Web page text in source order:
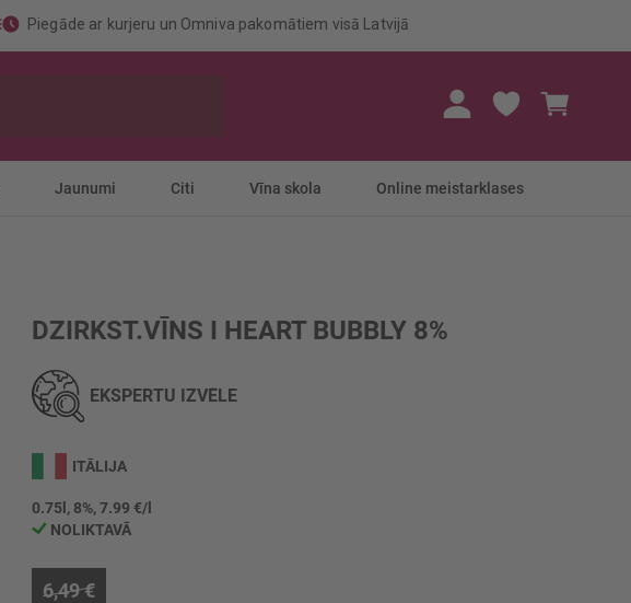
Piegāde ar kurjeru un Omniva pakomātiem visā Latvijā
Jaunumi Citi Vīna skola Online meistarklases
DZIRKST.VĪNS I HEART BUBBLY 8%
EKSPERTU IZVĒLE
ITĀLIJA
0.75l, 8%, 7.99 €/l
NOLIKTAVĀ
6,49 €